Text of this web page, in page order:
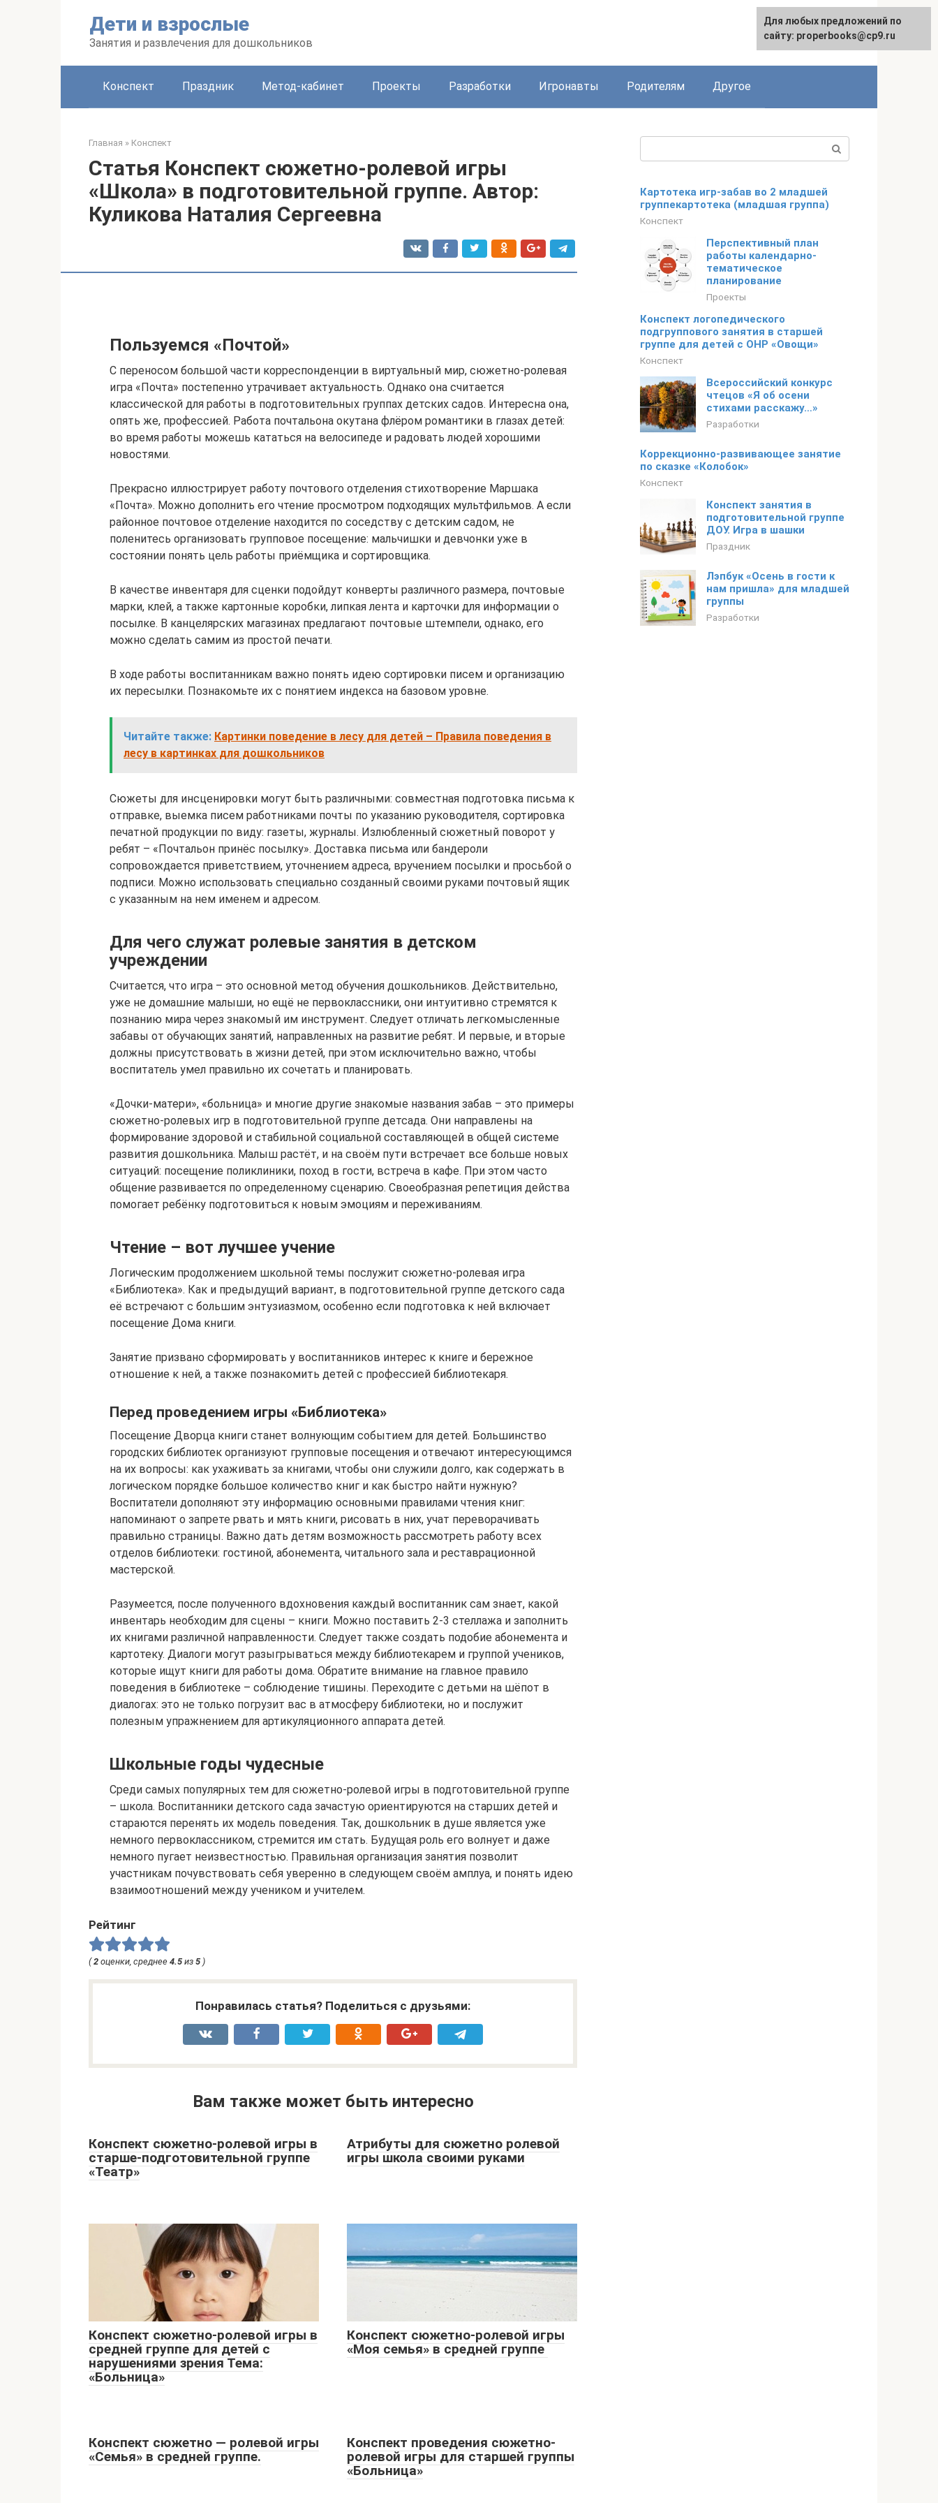
Дети и взрослые
Занятия и развлечения для дошкольников
English
Конспект Праздник Метод-кабинет Проекты Разработки Игронавты Родителям Другое
Главная » Конспект
Статья Конспект сюжетно-ролевой игры
«Школа» в подготовительной группе. Автор:
Куликова Наталия Сергеевна
Пользуемся «Почтой»
С переносом большой части корреспонденции в виртуальный мир, сюжетно-ролевая
игра «Почта» постепенно утрачивает актуальность. Однако она считается
классической для работы в подготовительных группах детских садов. Интересна она,
опять же, профессией. Работа почтальона окутана флёром романтики в глазах детей:
во время работы можешь кататься на велосипеде и радовать людей хорошими
новостями.
Прекрасно иллюстрирует работу почтового отделения стихотворение Маршака
«Почта». Можно дополнить его чтение просмотром подходящих мультфильмов. А если
районное почтовое отделение находится по соседству с детским садом, не
поленитесь организовать групповое посещение: мальчишки и девчонки уже в
состоянии понять цель работы приёмщика и сортировщика.
В качестве инвентаря для сценки подойдут конверты различного размера, почтовые
марки, клей, а также картонные коробки, липкая лента и карточки для информации о
посылке. В канцелярских магазинах предлагают почтовые штемпели, однако, его
можно сделать самим из простой печати.
В ходе работы воспитанникам важно понять идею сортировки писем и организацию
их пересылки. Познакомьте их с понятием индекса на базовом уровне.
Читайте также: Картинки поведение в лесу для детей – Правила поведения в
лесу в картинках для дошкольников
Сюжеты для инсценировки могут быть различными: совместная подготовка письма к
отправке, выемка писем работниками почты по указанию руководителя, сортировка
печатной продукции по виду: газеты, журналы. Излюбленный сюжетный поворот у
ребят – «Почтальон принёс посылку». Доставка письма или бандероли
сопровождается приветствием, уточнением адреса, вручением посылки и просьбой о
подписи. Можно использовать специально созданный своими руками почтовый ящик
с указанным на нем именем и адресом.
Для чего служат ролевые занятия в детском
учреждении
Считается, что игра – это основной метод обучения дошкольников. Действительно,
уже не домашние малыши, но ещё не первоклассники, они интуитивно стремятся к
познанию мира через знакомый им инструмент. Следует отличать легкомысленные
забавы от обучающих занятий, направленных на развитие ребят. И первые, и вторые
должны присутствовать в жизни детей, при этом исключительно важно, чтобы
воспитатель умел правильно их сочетать и планировать.
«Дочки-матери», «больница» и многие другие знакомые названия забав – это примеры
сюжетно-ролевых игр в подготовительной группе детсада. Они направлены на
формирование здоровой и стабильной социальной составляющей в общей системе
развития дошкольника. Малыш растёт, и на своём пути встречает все больше новых
ситуаций: посещение поликлиники, поход в гости, встреча в кафе. При этом часто
общение развивается по определенному сценарию. Своеобразная репетиция действа
помогает ребёнку подготовиться к новым эмоциям и переживаниям.
Чтение – вот лучшее учение
Логическим продолжением школьной темы послужит сюжетно-ролевая игра
«Библиотека». Как и предыдущий вариант, в подготовительной группе детского сада
её встречают с большим энтузиазмом, особенно если подготовка к ней включает
посещение Дома книги.
Занятие призвано сформировать у воспитанников интерес к книге и бережное
отношение к ней, а также познакомить детей с профессией библиотекаря.
Перед проведением игры «Библиотека»
Посещение Дворца книги станет волнующим событием для детей. Большинство
городских библиотек организуют групповые посещения и отвечают интересующимся
на их вопросы: как ухаживать за книгами, чтобы они служили долго, как содержать в
логическом порядке большое количество книг и как быстро найти нужную?
Воспитатели дополняют эту информацию основными правилами чтения книг:
напоминают о запрете рвать и мять книги, рисовать в них, учат переворачивать
правильно страницы. Важно дать детям возможность рассмотреть работу всех
отделов библиотеки: гостиной, абонемента, читального зала и реставрационной
мастерской.
Разумеется, после полученного вдохновения каждый воспитанник сам знает, какой
инвентарь необходим для сцены – книги. Можно поставить 2-3 стеллажа и заполнить
их книгами различной направленности. Следует также создать подобие абонемента и
картотеку. Диалоги могут разыгрываться между библиотекарем и группой учеников,
которые ищут книги для работы дома. Обратите внимание на главное правило
поведения в библиотеке – соблюдение тишины. Переходите с детьми на шёпот в
диалогах: это не только погрузит вас в атмосферу библиотеки, но и послужит
полезным упражнением для артикуляционного аппарата детей.
Школьные годы чудесные
Среди самых популярных тем для сюжетно-ролевой игры в подготовительной группе
– школа. Воспитанники детского сада зачастую ориентируются на старших детей и
стараются перенять их модель поведения. Так, дошкольник в душе является уже
немного первоклассником, стремится им стать. Будущая роль его волнует и даже
немного пугает неизвестностью. Правильная организация занятия позволит
участникам почувствовать себя уверенно в следующем своём амплуа, и понять идею
взаимоотношений между учеником и учителем.
Рейтинг
(2 оценки, среднее 4.5 из 5 )
Понравилась статья? Поделиться с друзьями:
Вам также может быть интересно
Конспект сюжетно-ролевой игры в
старше-подготовительной группе
«Театр»
Атрибуты для сюжетно ролевой
игры школа своими руками
Конспект сюжетно-ролевой игры в
средней группе для детей с
нарушениями зрения Тема:
«Больница»
Конспект сюжетно-ролевой игры
«Моя семья» в средней группе
Конспект сюжетно — ролевой игры
«Семья» в средней группе.
Конспект проведения сюжетно-
ролевой игры для старшей группы
«Больница»
Картотека игр-забав во 2 младшей
группекартотека (младшая группа)
Конспект
Перспективный план
работы календарно-
тематическое
планирование
Проекты
Конспект логопедического
подгруппового занятия в старшей
группе для детей с ОНР «Овощи»
Конспект
Всероссийский конкурс
чтецов «Я об осени
стихами расскажу…»
Разработки
Коррекционно-развивающее занятие
по сказке «Колобок»
Конспект
Конспект занятия в
подготовительной группе
ДОУ. Игра в шашки
Праздник
Лэпбук «Осень в гости к
нам пришла» для младшей
группы
Разработки
Для любых предложений по
сайту: properbooks@cp9.ru